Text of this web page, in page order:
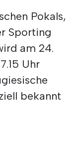
Pokals,
Sporting
am 24.
Uhr
bekannt